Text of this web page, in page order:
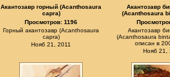
Акантозавр горный (Acanthosaura
capra)
Просмотров: 1196
Горный акантозавр (Acanthosaura
capra)
Нояб 21, 2011
Акантозавр
(Acanthosaura
Акантозавр
(Acanthosaura
описан в
Нояб 21,